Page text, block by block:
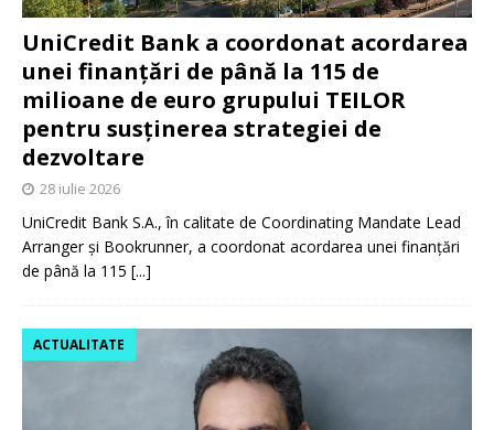
UniCredit Bank a coordonat acordarea
unei finanțări de până la 115 de
milioane de euro grupului TEILOR
pentru susținerea strategiei de
dezvoltare
28 iulie 2026
UniCredit Bank S.A., în calitate de Coordinating Mandate Lead
Arranger și Bookrunner, a coordonat acordarea unei finanțări
de până la 115 [...]
ACTUALITATE